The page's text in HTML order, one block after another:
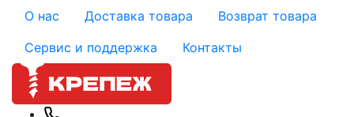
О нас Доставка товара
Возврат товара
Сервис и поддержка
Контакты